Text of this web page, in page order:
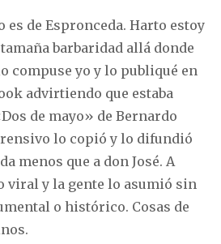
es de Espronceda. Harto estoy
barbaridad allá donde
compuse yo y lo publiqué en
advirtiendo que estaba
de mayo» de Bernardo
lo copió y lo difundió
menos que a don José. A
viral y la gente lo asumió sin
o histórico. Cosas de